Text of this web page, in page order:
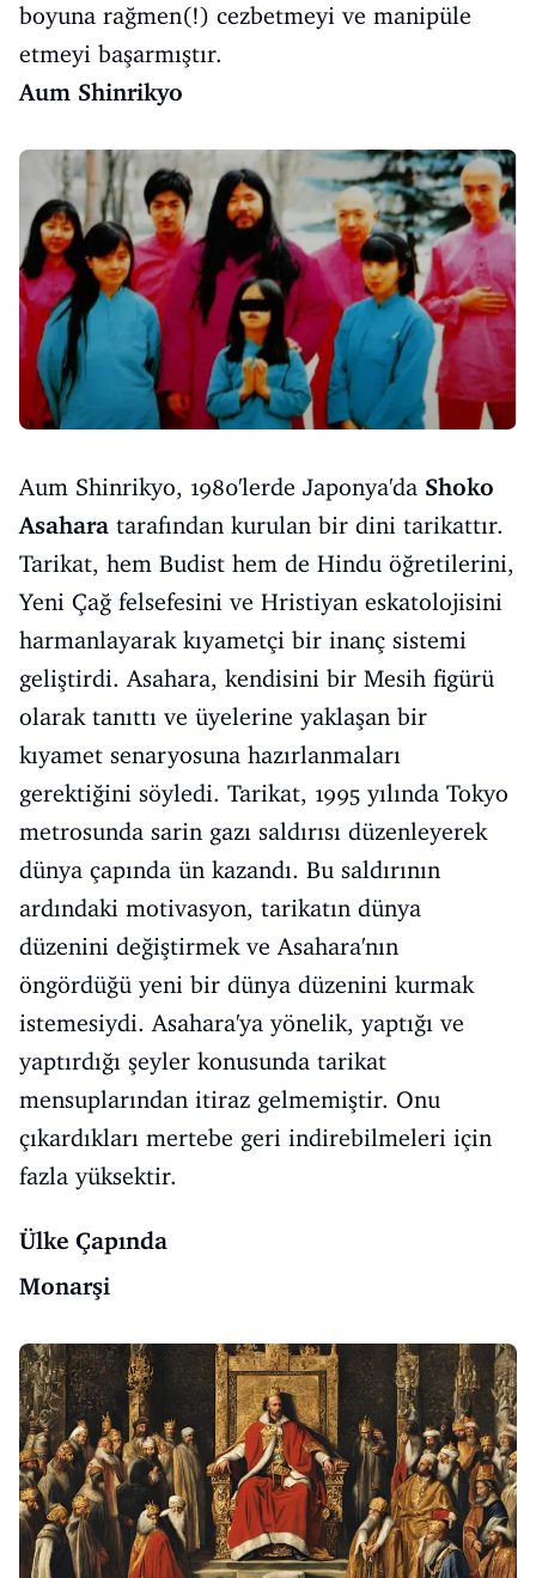
boyuna rağmen(!) cezbetmeyi ve manipüle
etmeyi başarmıştır.
Aum Shinrikyo
Aum Shinrikyo, 1980'lerde Japonya'da Shoko
Asahara tarafından kurulan bir dini tarikattır.
Tarikat, hem Budist hem de Hindu öğretilerini,
Yeni Çağ felsefesini ve Hristiyan eskatolojisini
harmanlayarak kıyametçi bir inanç sistemi
geliştirdi. Asahara, kendisini bir Mesih figürü
olarak tanıttı ve üyelerine yaklaşan bir
kıyamet senaryosuna hazırlanmaları
gerektiğini söyledi. Tarikat, 1995 yılında Tokyo
metrosunda sarin gazı saldırısı düzenleyerek
dünya çapında ün kazandı. Bu saldırının
ardındaki motivasyon, tarikatın dünya
düzenini değiştirmek ve Asahara'nın
öngördüğü yeni bir dünya düzenini kurmak
istemesiydi. Asahara'ya yönelik, yaptığı ve
yaptırdığı şeyler konusunda tarikat
mensuplarından itiraz gelmemiştir. Onu
çıkardıkları mertebe geri indirebilmeleri için
fazla yüksektir.
Ülke Çapında
Monarşi